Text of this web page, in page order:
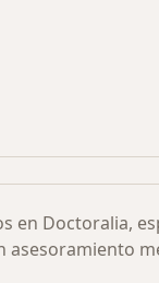
en Doctoralia,
asesoramiento